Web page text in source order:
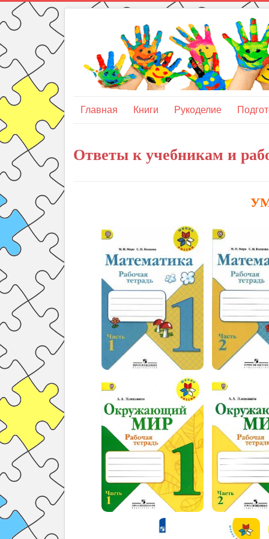
Главная Книги Рукоделие
Ответы к учебникам и